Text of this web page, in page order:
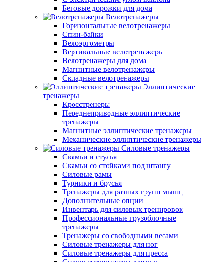
Беговые дорожки для дома
Велотренажеры
Горизонтальные велотренажеры
Спин-байки
Велоэргометры
Вертикальные велотренажеры
Велотренажеры для дома
Магнитные велотренажеры
Складные велотренажеры
Эллиптические
тренажеры
Кросстренеры
Переднеприводные эллиптические
тренажеры
Магнитные эллиптические тренажеры
Механические эллиптические тренажеры
Силовые тренажеры
Скамьи и стулья
Скамьи со стойками под штангу
Силовые рамы
Турники и брусья
Тренажеры для разных групп мышц
Дополнительные опции
Инвентарь для силовых тренировок
Профессиональные грузоблочные
тренажеры
Тренажеры со свободными весами
Силовые тренажеры для ног
Силовые тренажеры для пресса